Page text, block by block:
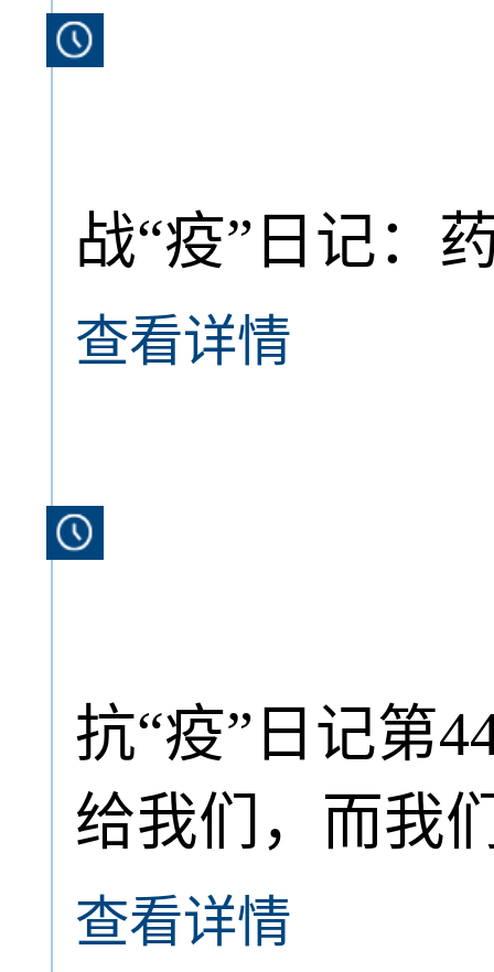
战“疫”日记：
查看详情
抗“疫”日记第
给我们，而我
查看详情